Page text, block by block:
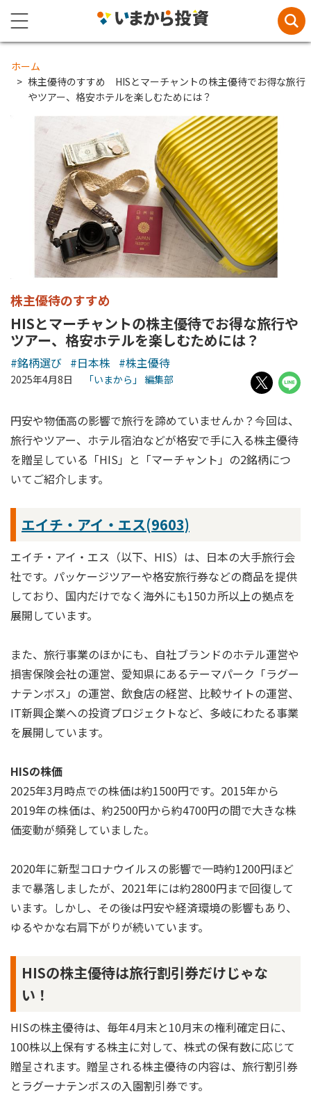
ホーム
株主優待のすすめ HISとマーチャントの株主優待でお得な旅行
やツアー、格安ホテルを楽しむためには？
株主優待のすすめ
HISとマーチャントの株主優待でお得な旅行や
ツアー、格安ホテルを楽しむためには？
#銘柄選び #日本株 #株主優待
2025年4月8日 「いまから」 編集部
円安や物価高の影響で旅行を諦めていませんか？今回は、
旅行やツアー、ホテル宿泊などが格安で手に入る株主優待
を贈呈している「HIS」と「マーチャント」の2銘柄につ
いてご紹介します。
エイチ・アイ・エス(9603)
エイチ・アイ・エス（以下、HIS）は、日本の大手旅行会
社です。パッケージツアーや格安旅行券などの商品を提供
しており、国内だけでなく海外にも150カ所以上の拠点を
展開しています。
また、旅行事業のほかにも、自社ブランドのホテル運営や
損害保険会社の運営、愛知県にあるテーマパーク「ラグー
ナテンボス」の運営、飲食店の経営、比較サイトの運営、
IT新興企業への投資プロジェクトなど、多岐にわたる事業
を展開しています。
HISの株価
2025年3月時点での株価は約1500円です。2015年から
2019年の株価は、約2500円から約4700円の間で大きな株
価変動が頻発していました。
2020年に新型コロナウイルスの影響で一時約1200円ほど
まで暴落しましたが、2021年には約2800円まで回復して
います。しかし、その後は円安や経済環境の影響もあり、
ゆるやかな右肩下がりが続いています。
HISの株主優待は旅行割引券だけじゃな
い！
HISの株主優待は、毎年4月末と10月末の権利確定日に、
100株以上保有する株主に対して、株式の保有数に応じて
贈呈されます。贈呈される株主優待の内容は、旅行割引券
とラグーナテンボスの入園割引券です。